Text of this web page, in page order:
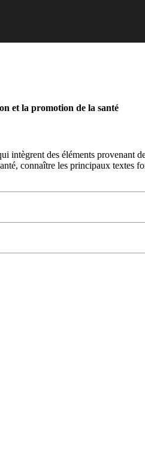
et la promotion de la santé
des éléments provenant
connaître les principaux textes